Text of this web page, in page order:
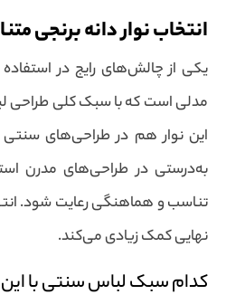
انتخاب نوار دانه برنجی
یکی از چالش‌های رایج در استفاده
مدلی است که با سبک کلی طراحی
این نوار هم در طراحی‌های سنتی
به‌درستی در طراحی‌های مدرن
تناسب و هماهنگی رعایت شود.
نهایی کمک زیادی می‌کند.
کدام سبک لباس سنتی با این